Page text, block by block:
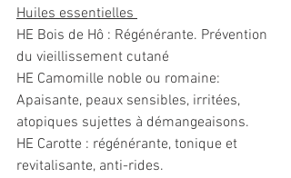
Huiles essentielles
HE Bois de Hô : Régénérante. Prévention
du vieillissement cutané
HE Camomille noble ou romaine:
Apaisante, peaux sensibles, irritées,
atopiques sujettes à démangeaisons.
HE Carotte : régénérante, tonique et
revitalisante, anti-rides.